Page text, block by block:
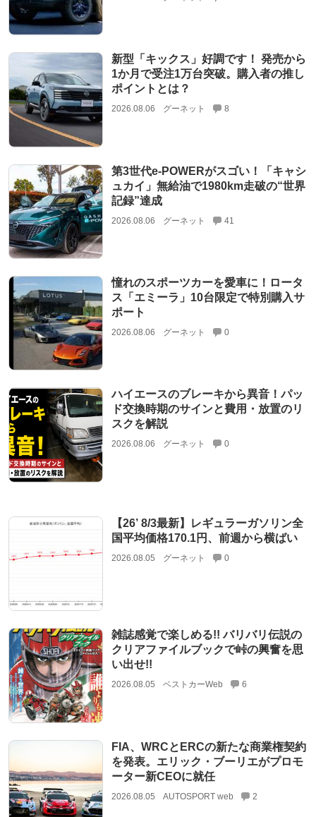
新型「キックス」好調です！ 発売から
1か月で受注1万台突破。購入者の推し
ポイントとは？
2026.08.06 グーネット 8
第3世代e-POWERがスゴい！「キャシ
ュカイ」無給油で1980km走破の“世界
記録”達成
2026.08.06 グーネット 41
憧れのスポーツカーを愛車に！ロータ
ス「エミーラ」10台限定で特別購入サ
ポート
2026.08.06 グーネット 0
ハイエースのブレーキから異音！パッ
ド交換時期のサインと費用・放置のリ
スクを解説
2026.08.06 グーネット 0
【26’ 8/3最新】レギュラーガソリン全
国平均価格170.1円、前週から横ばい
2026.08.05 グーネット 0
雑誌感覚で楽しめる!! バリバリ伝説の
クリアファイルブックで峠の興奮を思
い出せ!!
2026.08.05 ベストカーWeb 6
FIA、WRCとERCの新たな商業権契約
を発表。エリック・ブーリエがプロモ
ーター新CEOに就任
2026.08.05 AUTOSPORT web 2